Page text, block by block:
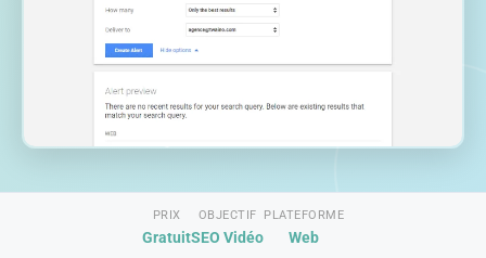
PRIX
Gratuit
OBJECTIF
SEO Vidéo
PLATEFORME
Web